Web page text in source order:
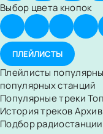
Выбор цвета кнопок
ПЛЕЙЛИСТЫ
Плейлисты
популярных станций
Популярные треки
История треков
Подбор радиостанции